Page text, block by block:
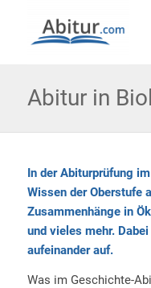
Abitur in
In der Abiturprüfung
Wissen der Oberstufe
Zusammenhänge in
und vieles mehr.
aufeinander auf.
Was im Geschichte-